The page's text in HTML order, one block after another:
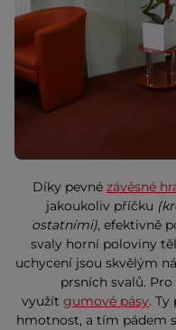
Díky pevné závěsné
jakoukoliv příčku
ostatními), efektivně
svaly horní poloviny
uchycení jsou skvělým
prsních svalů.
využít gumové pásy.
hmotnost, a tím pádem